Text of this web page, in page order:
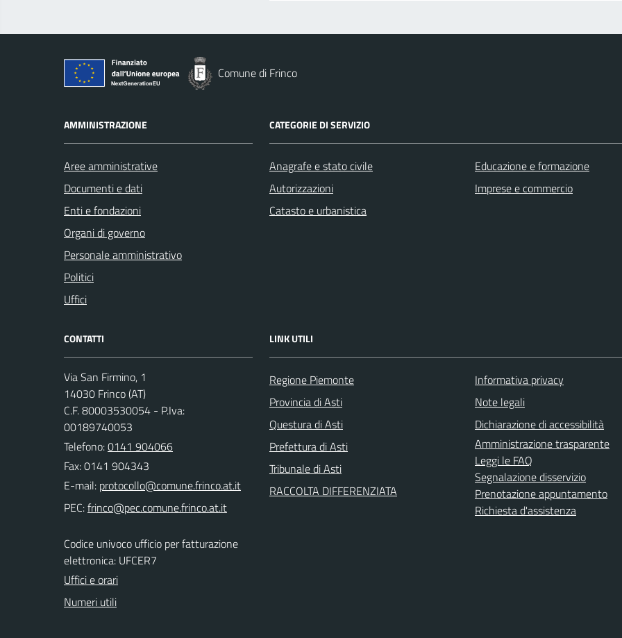
Comune di Frinco
AMMINISTRAZIONE
Aree amministrative
Documenti e dati
Enti e fondazioni
Organi di governo
Personale amministrativo
Politici
Uffici
CATEGORIE DI SERVIZIO
Anagrafe e stato civile
Autorizzazioni
Catasto e urbanistica
Educazione e formazione
Imprese e commercio
CONTATTI
Via San Firmino, 1
14030 Frinco (AT)
C.F. 80003530054 - P.Iva:
00189740053
Telefono:0141 904066
Fax: 0141 904343
E-mail:
PEC:
Codice univoco ufficio per fatturazione
elettronica: UFCER7
Uffici e orari
Numeri utili
LINK UTILI
Regione Piemonte
Provincia di Asti
Questura di Asti
Prefettura di Asti
Tribunale di Asti
RACCOLTA DIFFERENZIATA
Informativa privacy
Note legali
Dichiarazione di accessibilità
Amministrazione trasparente
Leggi le FAQ
Segnalazione disservizio
Prenotazione appuntamento
Richiesta d'assistenza